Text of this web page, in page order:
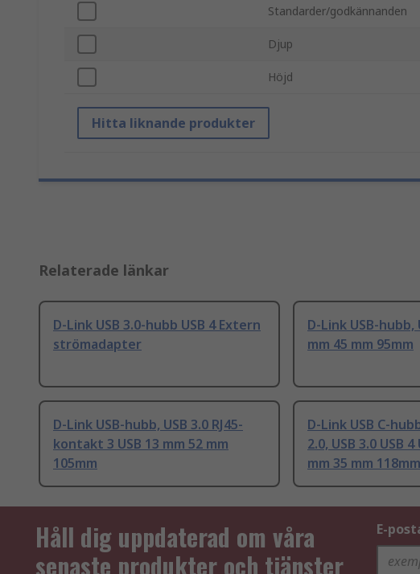
Standarder/godkännanden
Djup
Höjd
Hitta liknande produkter
Relaterade länkar
D-Link USB 3.0-hubb USB 4 Extern
strömadapter
D-Link USB-hubb,
mm 45 mm 95mm
D-Link USB-hubb, USB 3.0 RJ45-
kontakt 3 USB 13 mm 52 mm
105mm
D-Link USB C-
2.0, USB 3.0 USB
mm 35 mm 118mm
Håll dig uppdaterad om våra
senaste produkter och tjänster
E-